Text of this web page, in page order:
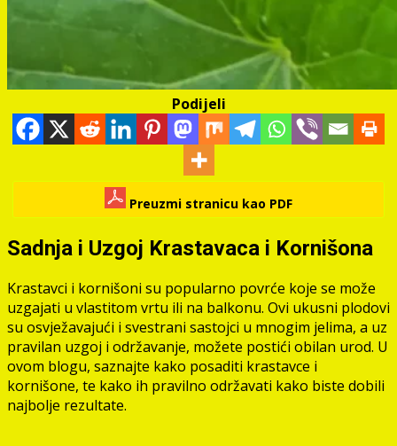
Podijeli
Preuzmi stranicu kao PDF
Sadnja i Uzgoj Krastavaca i Kornišona
Krastavci i kornišoni su popularno povrće koje se može
uzgajati u vlastitom vrtu ili na balkonu. Ovi ukusni plodovi
su osvježavajući i svestrani sastojci u mnogim jelima, a uz
pravilan uzgoj i održavanje, možete postići obilan urod. U
ovom blogu, saznajte kako posaditi krastavce i
kornišone, te kako ih pravilno održavati kako biste dobili
najbolje rezultate.